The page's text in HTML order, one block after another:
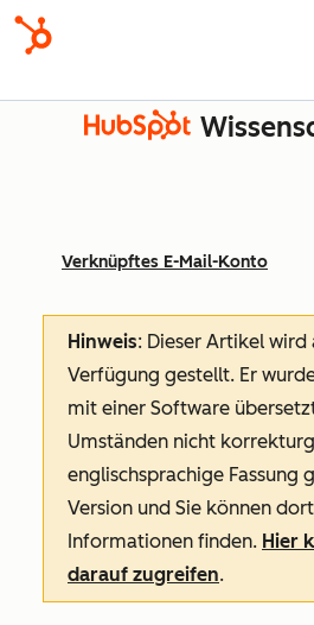
Verknüpftes E-Mail-Konto
Hinweis: Dieser Artikel wird
Verfügung gestellt. Er
mit einer Software
Umständen nicht
englischsprachige Fassung
Version und Sie können
Informationen finden. Hier
darauf zugreifen.